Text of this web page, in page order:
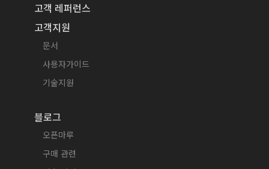
고객 레퍼런스
고객지원
문서
사용자가이드
기술지원
블로그
오픈마루
구매 관련